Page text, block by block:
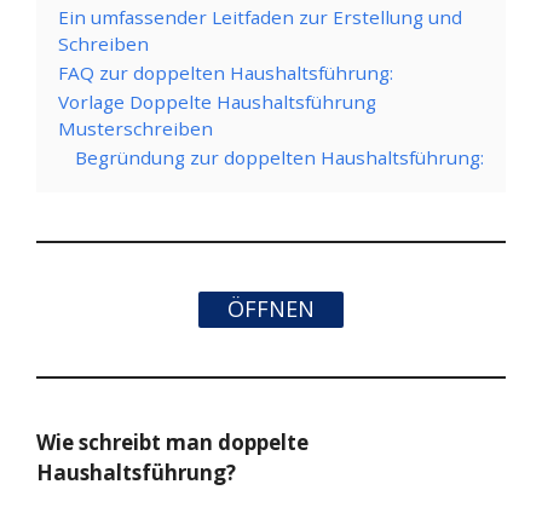
Ein umfassender Leitfaden zur Erstellung und
Schreiben
FAQ zur doppelten Haushaltsführung:
Vorlage Doppelte Haushaltsführung
Musterschreiben
Begründung zur doppelten Haushaltsführung:
ÖFFNEN
Wie schreibt man doppelte
Haushaltsführung?